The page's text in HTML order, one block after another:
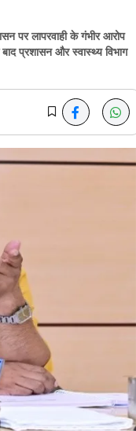
पर लापरवाही के गंभीर आरोप
प्रशासन और स्वास्थ्य विभाग